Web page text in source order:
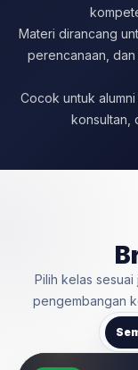
Materi dirancang
perencanaan,
Cocok untuk
konsultan,
Pilih kelas
pengembangan